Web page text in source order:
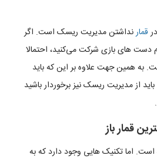
قمارنداشتن مدیریت ریسک است. اگر
های بازی شرکت می‌کنید، احتمالا
به همین جهت علاوه بر این که باید
از مدیریت ریسک نیز برخوردار باشید
قمار باز
اما تکنیک هایی وجود دارد که به